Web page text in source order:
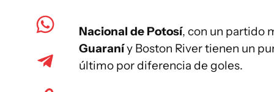
Nacional de Potosí, con un partido
Guaraníy Boston River tienen un
último por diferencia de goles.